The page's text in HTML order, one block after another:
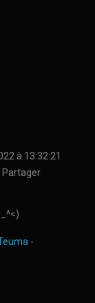
à 13:32:21
Partager
-